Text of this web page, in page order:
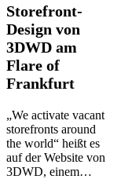
Storefront-
Design
von
3DWD
am
Flare
of
Storefront-
Design von
3DWD am
Flare of
Frankfurt
„We activate vacant
storefronts around
the world“ heißt es
auf der Website von
3DWD, einem…